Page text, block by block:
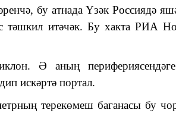
бу атнада Үзәк Россиядә
тәшкил итәчәк. Бу хакта РИА
Ә аның
искәртә портал.
терекөмеш баганасы бу